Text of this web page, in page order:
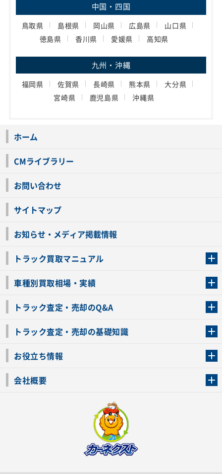
中国・四国
鳥取県 島根県 岡山県 広島県
山口県
徳島県
香川県 愛媛県 高知県
九州・沖縄
福岡県 佐賀県 長崎県 熊本県
大分県
宮崎県
鹿児島県 沖縄県
ホーム
CMライブラリー
お問い合わせ
サイトマップ
お知らせ・メディア掲載情報
トラック買取マニュアル
車種別買取相場・実績
トラック査定・売却のQ&A
トラック査定・売却の基礎知識
お役立ち情報
会社概要